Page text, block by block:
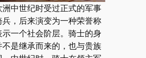
中世纪时受过正式的军事
，后来演变为一种荣誉称
一个社会阶层。骑士的身
是继承而来的，也与贵族